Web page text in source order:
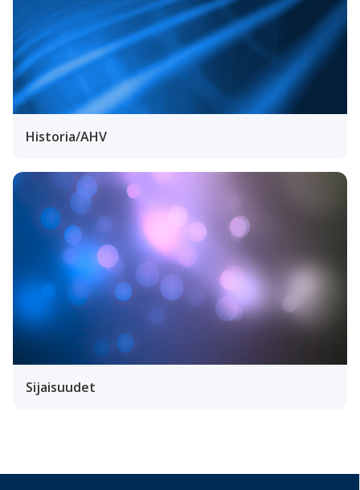
Historia/AHV
Sijaisuudet